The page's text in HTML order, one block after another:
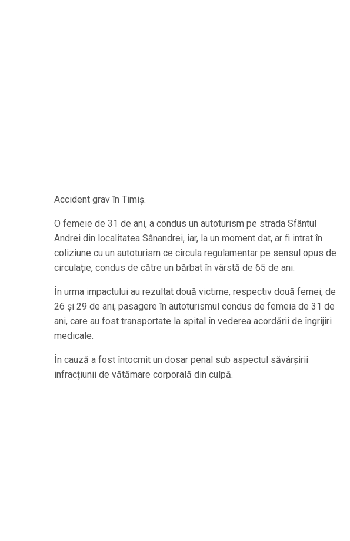
Accident grav în Timiș.
O femeie de 31 de ani, a condus un autoturism pe strada Sfântul
Andrei din localitatea Sânandrei, iar, la un moment dat, ar fi intrat în
coliziune cu un autoturism ce circula regulamentar pe sensul opus de
circulație, condus de către un bărbat în vârstă de 65 de ani.
În urma impactului au rezultat două victime, respectiv două femei, de
26 și 29 de ani, pasagere în autoturismul condus de femeia de 31 de
ani, care au fost transportate la spital în vederea acordării de îngrijiri
medicale.
În cauză a fost întocmit un dosar penal sub aspectul săvârșirii
infracțiunii de vătămare corporală din culpă.